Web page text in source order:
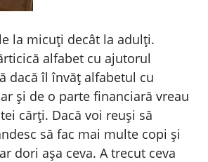
la micuți decât la adulți.
alfabet cu ajutorul
dacă îl învăț alfabetul cu
și de o parte financiară vreau
cărți. Dacă voi reuși să
să fac mai multe copi și
dori așa ceva. A trecut ceva